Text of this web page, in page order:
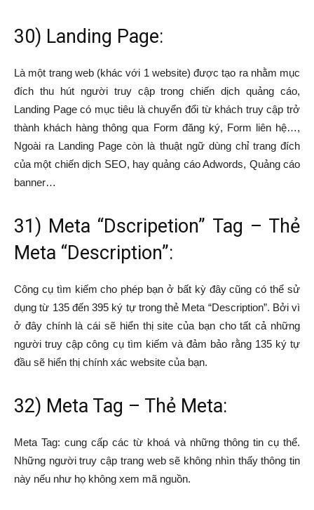
30) Landing Page:
Là một trang web (khác với 1 website) được tạo ra nhằm mục
đích thu hút người truy cập trong chiến dịch quảng cáo,
Landing Page có mục tiêu là chuyển đổi từ khách truy cập trở
thành khách hàng thông qua Form đăng ký, Form liên hệ…,
Ngoài ra Landing Page còn là thuật ngữ dùng chỉ trang đích
của một chiến dịch SEO, hay quảng cáo Adwords, Quảng cáo
banner…
31) Meta “Dscripetion” Tag – Thẻ
Meta “Description”:
Công cụ tìm kiếm cho phép bạn ở bất kỳ đây cũng có thể sử
dụng từ 135 đến 395 ký tự trong thẻ Meta “Description”. Bởi vì
ở đây chính là cái sẽ hiển thị site của bạn cho tất cả những
người truy cập công cụ tìm kiếm và đảm bảo rằng 135 ký tự
đầu sẽ hiển thị chính xác website của bạn.
32) Meta Tag – Thẻ Meta:
Meta Tag: cung cấp các từ khoá và những thông tin cụ thể.
Những người truy cập trang web sẽ không nhìn thấy thông tin
này nếu như họ không xem mã nguồn.